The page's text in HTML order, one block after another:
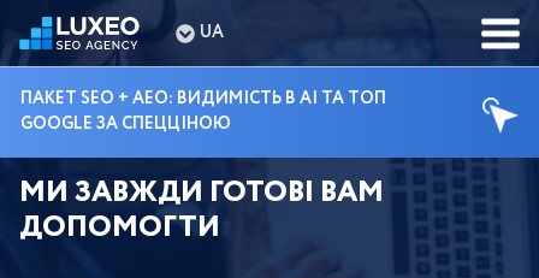
UA
ПАКЕТ SEO + AEO: ВИДИМІСТЬ В AI ТА ТОП
GOOGLE ЗА СПЕЦЦІНОЮ
МИ ЗАВЖДИ ГОТОВІ ВАМ
ДОПОМОГТИ